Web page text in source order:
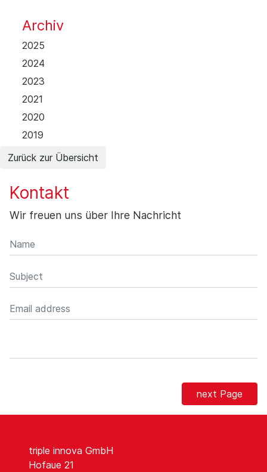
Archiv
2025
2024
2023
2021
2020
2019
Zurück zur Übersicht
Kontakt
Wir freuen uns über Ihre Nachricht
next Page
triple innova GmbH
Hofaue 21